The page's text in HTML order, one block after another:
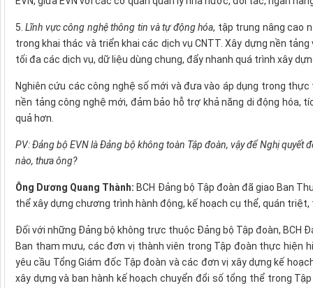
5.Lĩnh vực công nghệ thông tin và tự động hóa, tập trung nâng cao
trong khai thác và triển khai các dịch vụ CNTT. Xây dựng nền
tối đa các dịch vụ, dữ liệu dùng chung, đẩy nhanh quá trình xây
Nghiên cứu các công nghệ số mới và đưa vào áp dụng trong
nền tảng công nghệ mới, đảm bảo hỗ trợ khả năng di động hóa,
quả hơn.
PV: Đảng bộ EVN là Đảng bộ không toàn Tập đoàn, vậy để Nghị
nào, thưa ông?
Ông Dương Quang Thành: BCH Đảng bộ Tập đoàn đã giao Ban
thể xây dựng chương trình hành động, kế hoạch cụ thể, quán
Đối với những Đảng bộ không trực thuộc Đảng bộ Tập đoàn, BCH
Ban tham mưu, các đơn vị thành viên trong Tập đoàn thực hiện
yêu cầu Tổng Giám đốc Tập đoàn và các đơn vị xây dựng kế
xây dựng và ban hành kế hoạch chuyển đổi số tổng thể trong